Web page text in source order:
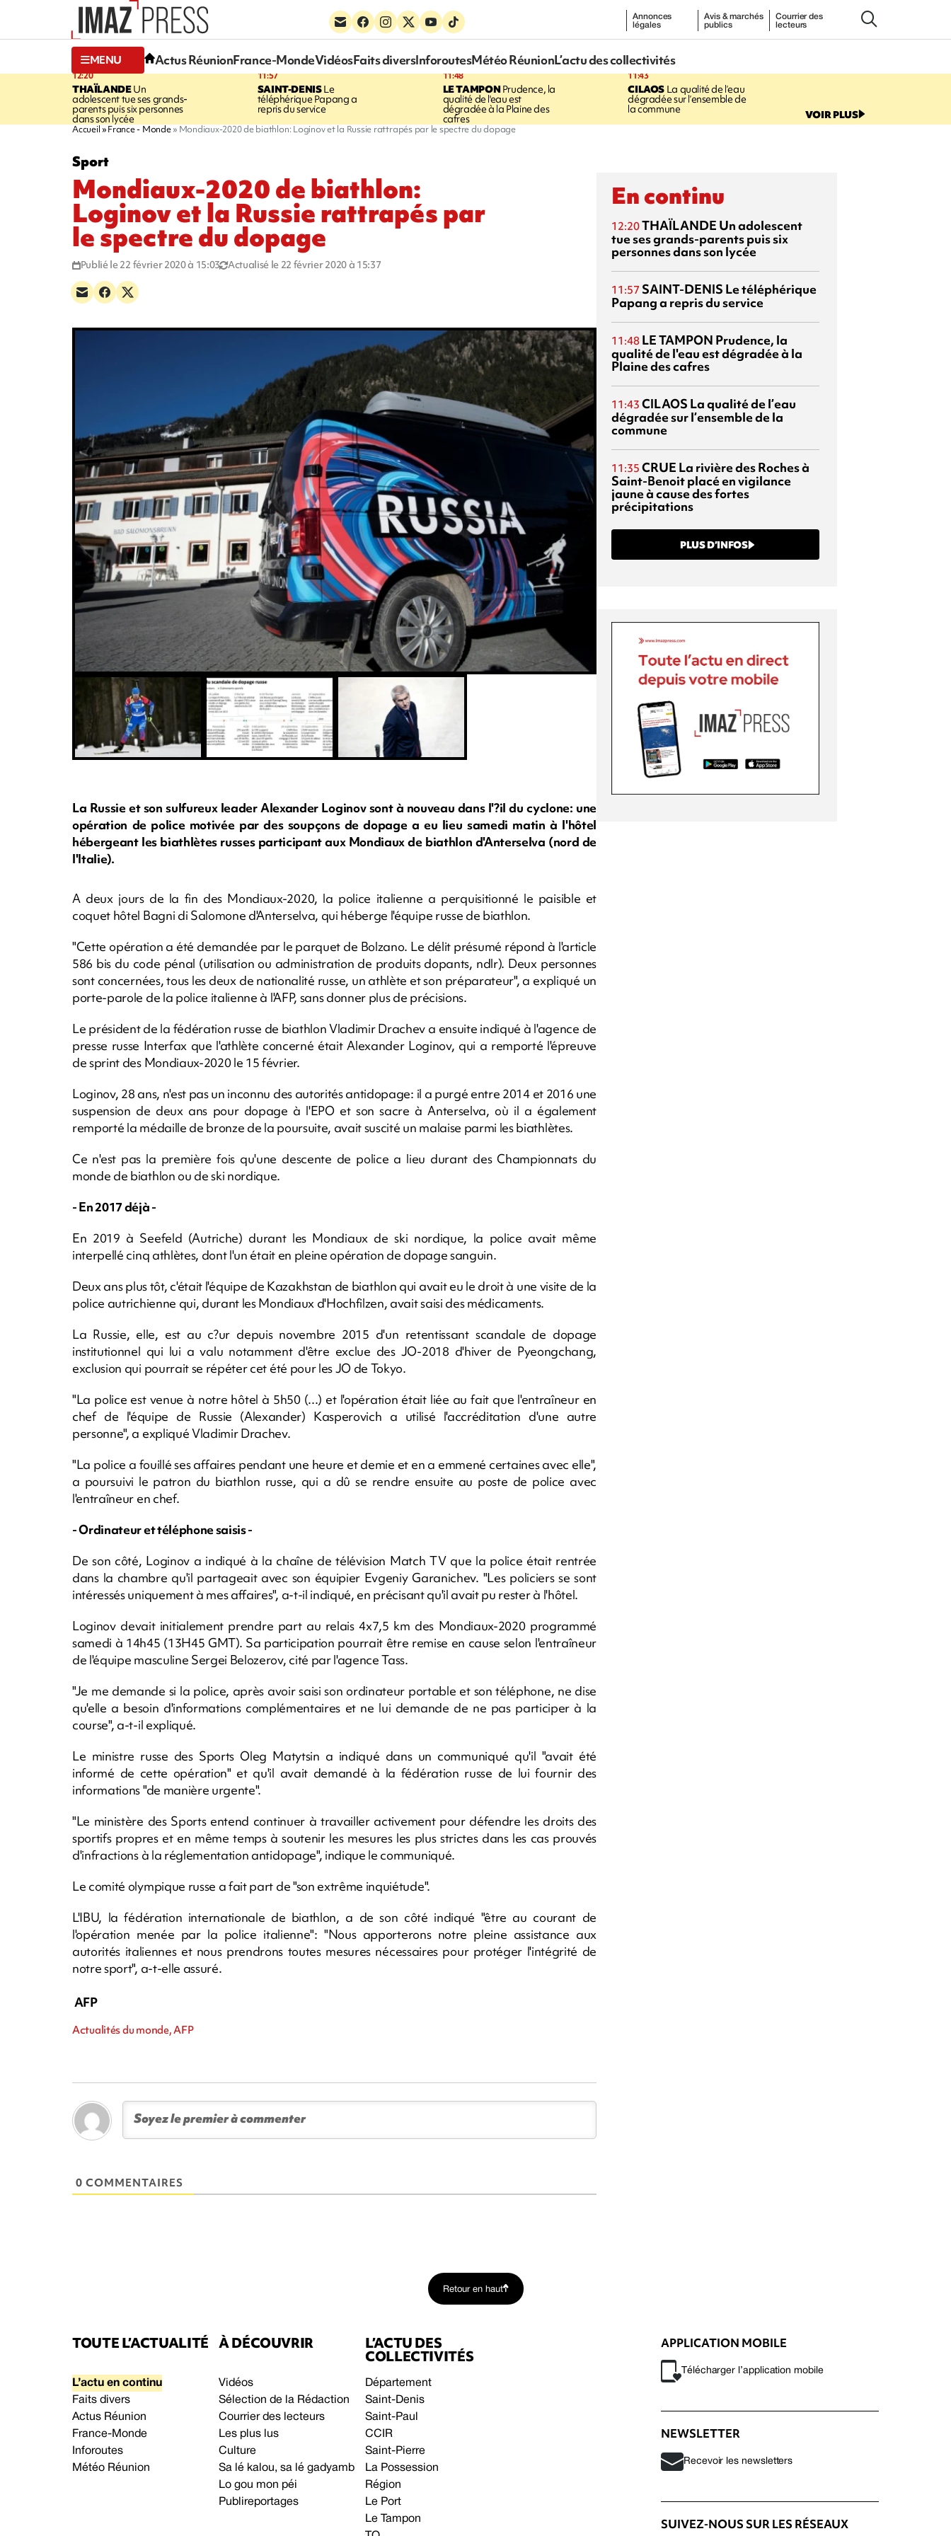
Annonces
légales
Avis & marchés
publics
Courrier des
lecteurs
MENU Actus RéunionFrance-MondeVidéosFaits diversInforoutesMétéo RéunionL’actu des collectivités
12:20
THAÏLANDEUn
adolescent tue ses grands-
parents puis six personnes
dans son lycée
11:57
SAINT-DENISLe
téléphérique Papang a
repris du service
11:48
LE TAMPONPrudence, la
qualité de l'eau est
dégradée à la Plaine des
cafres
11:43
CILAOS La qualité de l’eau
dégradée sur l’ensemble de
la commune VOIR PLUS
Accueil France - Monde Mondiaux-2020 de biathlon: Loginov et la Russie rattrapés par le spectre du dopage
Sport
Mondiaux-2020 de biathlon:
Loginov et la Russie rattrapés par
le spectre du dopage
Publié le 22 février 2020 à 15:03 Actualisé le 22 février 2020 à 15:37
La Russie et son sulfureux leader Alexander Loginov sont à nouveau dans l'?il du cyclone: une
opération de police motivée par des soupçons de dopage a eu lieu samedi matin à l'hôtel
hébergeant les biathlètes russes participant aux Mondiaux de biathlon d'Anterselva (nord de
l'Italie).
A deux jours de la fin des Mondiaux-2020, la police italienne a perquisitionné le paisible et
coquet hôtel Bagni di Salomone d'Anterselva, qui héberge l'équipe russe de biathlon.
"Cette opération a été demandée par le parquet de Bolzano. Le délit présumé répond à l'article
586 bis du code pénal (utilisation ou administration de produits dopants, ndlr). Deux personnes
sont concernées, tous les deux de nationalité russe, un athlète et son préparateur", a expliqué un
porte-parole de la police italienne à l'AFP, sans donner plus de précisions.
Le président de la fédération russe de biathlon Vladimir Drachev a ensuite indiqué à l'agence de
presse russe Interfax que l'athlète concerné était Alexander Loginov, qui a remporté l'épreuve
de sprint des Mondiaux-2020 le 15 février.
Loginov, 28 ans, n'est pas un inconnu des autorités antidopage: il a purgé entre 2014 et 2016 une
suspension de deux ans pour dopage à l'EPO et son sacre à Anterselva, où il a également
remporté la médaille de bronze de la poursuite, avait suscité un malaise parmi les biathlètes.
Ce n'est pas la première fois qu'une descente de police a lieu durant des Championnats du
monde de biathlon ou de ski nordique.
- En 2017 déjà -
En 2019 à Seefeld (Autriche) durant les Mondiaux de ski nordique, la police avait même
interpellé cinq athlètes, dont l'un était en pleine opération de dopage sanguin.
Deux ans plus tôt, c'était l'équipe de Kazakhstan de biathlon qui avait eu le droit à une visite de la
police autrichienne qui, durant les Mondiaux d'Hochfilzen, avait saisi des médicaments.
La Russie, elle, est au c?ur depuis novembre 2015 d'un retentissant scandale de dopage
institutionnel qui lui a valu notamment d'être exclue des JO-2018 d'hiver de Pyeongchang,
exclusion qui pourrait se répéter cet été pour les JO de Tokyo.
"La police est venue à notre hôtel à 5h50 (...) et l'opération était liée au fait que l'entraîneur en
chef de l'équipe de Russie (Alexander) Kasperovich a utilisé l'accréditation d'une autre
personne", a expliqué Vladimir Drachev.
"La police a fouillé ses affaires pendant une heure et demie et en a emmené certaines avec elle",
a poursuivi le patron du biathlon russe, qui a dû se rendre ensuite au poste de police avec
l'entraîneur en chef.
- Ordinateur et téléphone saisis -
De son côté, Loginov a indiqué à la chaîne de télévision Match TV que la police était rentrée
dans la chambre qu'il partageait avec son équipier Evgeniy Garanichev. "Les policiers se sont
intéressés uniquement à mes affaires", a-t-il indiqué, en précisant qu'il avait pu rester à l'hôtel.
Loginov devait initialement prendre part au relais 4x7,5 km des Mondiaux-2020 programmé
samedi à 14h45 (13H45 GMT). Sa participation pourrait être remise en cause selon l'entraîneur
de l'équipe masculine Sergei Belozerov, cité par l'agence Tass.
"Je me demande si la police, après avoir saisi son ordinateur portable et son téléphone, ne dise
qu'elle a besoin d'informations complémentaires et ne lui demande de ne pas participer à la
course", a-t-il expliqué.
Le ministre russe des Sports Oleg Matytsin a indiqué dans un communiqué qu'il "avait été
informé de cette opération" et qu'il avait demandé à la fédération russe de lui fournir des
informations "de manière urgente".
"Le ministère des Sports entend continuer à travailler activement pour défendre les droits des
sportifs propres et en même temps à soutenir les mesures les plus strictes dans les cas prouvés
d'infractions à la réglementation antidopage", indique le communiqué.
Le comité olympique russe a fait part de "son extrême inquiétude".
L'IBU, la fédération internationale de biathlon, a de son côté indiqué "être au courant de
l'opération menée par la police italienne": "Nous apporterons notre pleine assistance aux
autorités italiennes et nous prendrons toutes mesures nécessaires pour protéger l'intégrité de
notre sport", a-t-elle assuré.
AFP
Actualités du monde, AFP
0 COMMENTAIRES
En continu
12:20THAÏLANDE Un adolescent
tue ses grands-parents puis six
personnes dans son lycée
11:57 SAINT-DENIS Le téléphérique
Papang a repris du service
11:48 LE TAMPON Prudence, la
qualité de l'eau est dégradée à la
Plaine des cafres
11:43 CILAOS La qualité de l’eau
dégradée sur l’ensemble de la
commune
11:35 CRUE La rivière des Roches à
Saint-Benoit placé en vigilance
jaune à cause des fortes
précipitations
PLUS D’INFOS
Retour en haut
TOUTE L’ACTUALITÉ
L’actu en continu
Faits divers
Actus Réunion
France-Monde
Inforoutes
Météo Réunion
À DÉCOUVRIR
Vidéos
Sélection de la Rédaction
Courrier des lecteurs
Les plus lus
Culture
Sa lé kalou, sa lé gadyamb
Lo gou mon péi
Publireportages
L’ACTU DES
COLLECTIVITÉS
Département
Saint-Denis
Saint-Paul
CCIR
Saint-Pierre
La Possession
Région
Le Port
Le Tampon
APPLICATION MOBILE
Télécharger l’application mobile
NEWSLETTER
Recevoir les newsletters
SUIVEZ-NOUS SUR LES RÉSEAUX